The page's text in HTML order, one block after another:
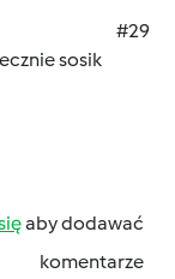
#29
sosik
aby dodawać
komentarze